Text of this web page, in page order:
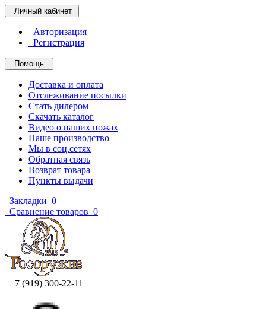
Личный кабинет
Авторизация
Регистрация
Помощь
Доставка и оплата
Отслеживание посылки
Стать дилером
Скачать каталог
Видео о наших ножах
Наше производство
Мы в соц.сетях
Обратная связь
Возврат товара
Пункты выдачи
Закладки 0
Сравнение товаров 0
+7 (919) 300-22-11